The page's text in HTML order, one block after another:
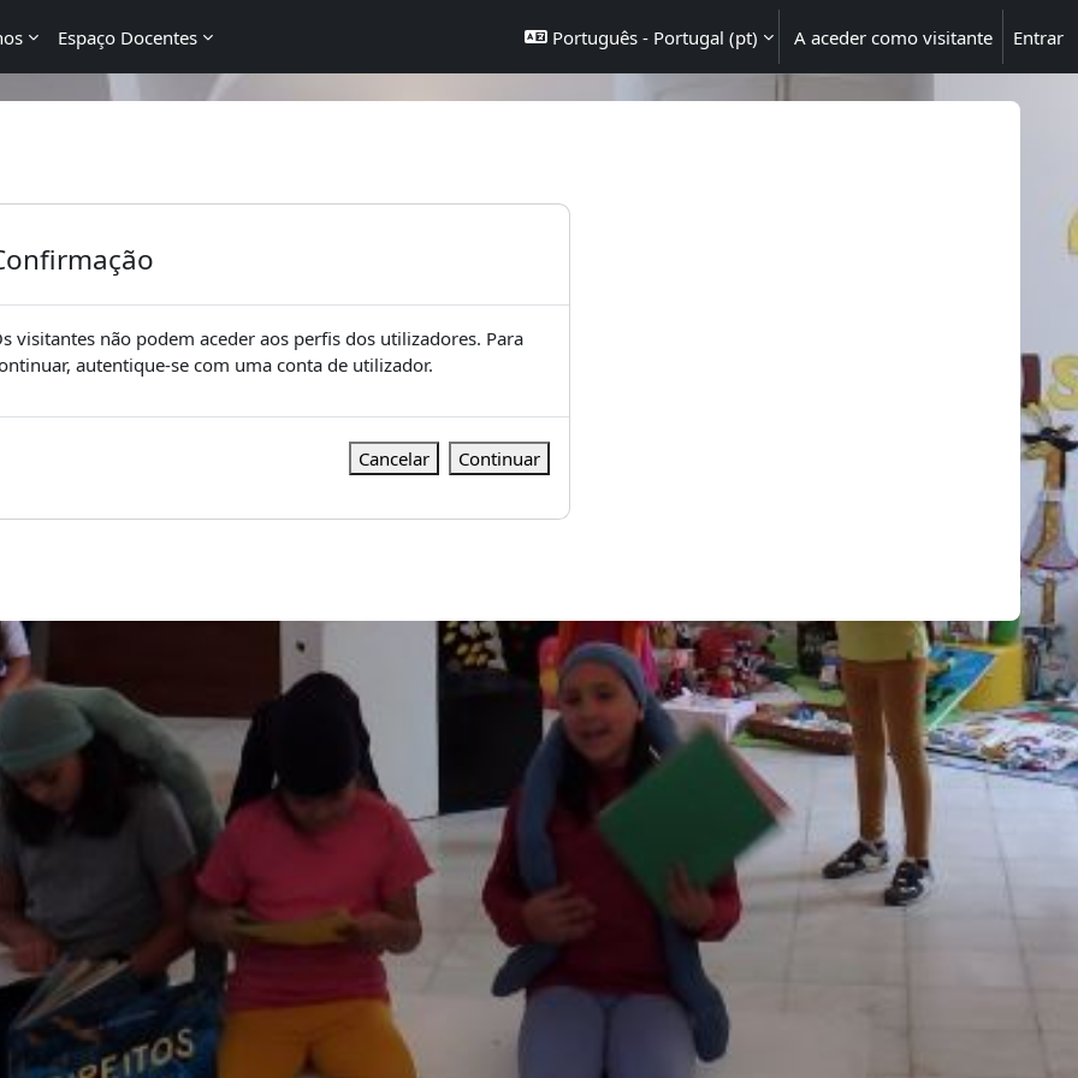
Espaço Docentes Português - Portugal ‎(pt)‎ A aceder como visitante Entrar
visitantes não podem aceder aos perfis dos utilizadores. Para
autentique-se com uma conta de utilizador.
Cancelar Continuar